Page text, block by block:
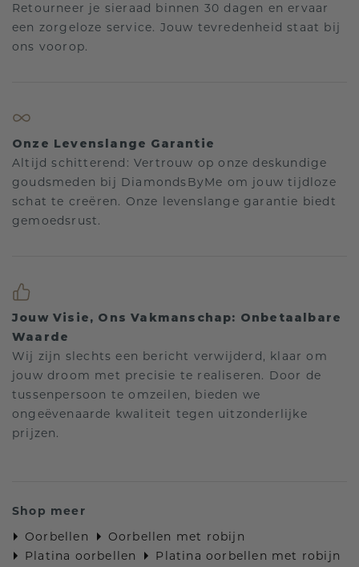
Retourneer je sieraad binnen 30 dagen en ervaar
een zorgeloze service. Jouw tevredenheid staat bij
ons voorop.
Onze Levenslange Garantie
Altijd schitterend: Vertrouw op onze deskundige
goudsmeden bij DiamondsByMe om jouw tijdloze
schat te creëren. Onze levenslange garantie biedt
gemoedsrust.
Jouw Visie, Ons Vakmanschap: Onbetaalbare
Waarde
Wij zijn slechts een bericht verwijderd, klaar om
jouw droom met precisie te realiseren. Door de
tussenpersoon te omzeilen, bieden we
ongeëvenaarde kwaliteit tegen uitzonderlijke
prijzen.
Shop meer
Oorbellen
Oorbellen met robijn
Platina oorbellen
Platina oorbellen met robijn